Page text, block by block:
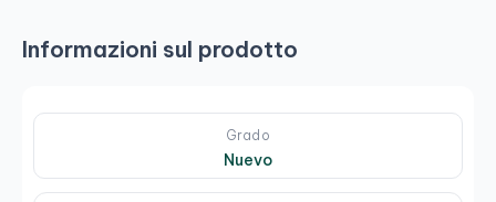
Informazioni sul prodotto
Grado
Nuevo